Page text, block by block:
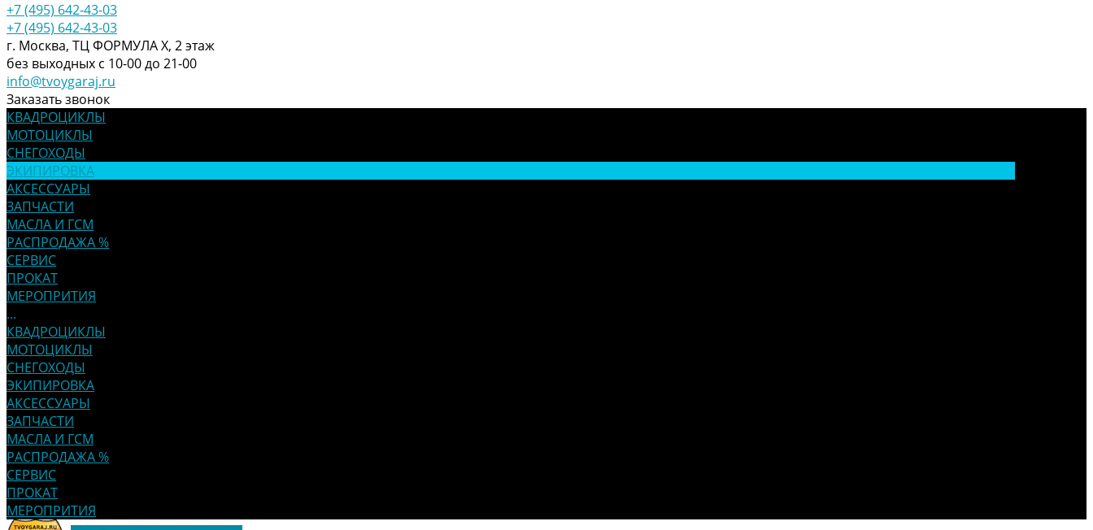
+7 (495) 642-43-03
+7 (495) 642-43-03
г. Москва, ТЦ ФОРМУЛА Х, 2 этаж
без выходных с 10-00 до 21-00
info@tvoygaraj.ru
Заказать звонок
КВАДРОЦИКЛЫ
МОТОЦИКЛЫ
СНЕГОХОДЫ
ЭКИПИРОВКА
АКСЕССУАРЫ
ЗАПЧАСТИ
МАСЛА И ГСМ
РАСПРОДАЖА %
СЕРВИС
ПРОКАТ
МЕРОПРИТИЯ
...
КВАДРОЦИКЛЫ
МОТОЦИКЛЫ
СНЕГОХОДЫ
ЭКИПИРОВКА
АКСЕССУАРЫ
ЗАПЧАСТИ
МАСЛА И ГСМ
РАСПРОДАЖА %
СЕРВИС
ПРОКАТ
МЕРОПРИТИЯ